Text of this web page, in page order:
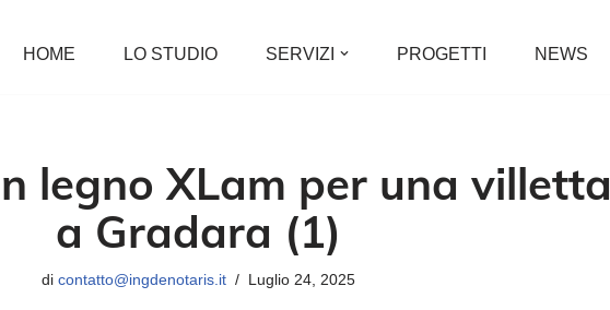
HOME LO STUDIO SERVIZI PROGETTI NEWS
legno XLam per una villetta
a Gradara (1)
di contatto@ingdenotaris.it Luglio 24, 2025